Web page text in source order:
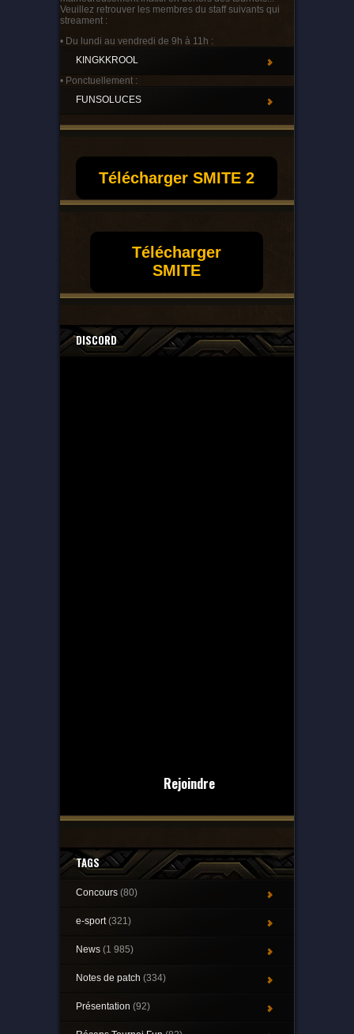
Veuillez retrouver les membres du staff suivants qui
streament :
• Du lundi au vendredi de 9h à 11h :
KINGKKROOL
• Ponctuellement :
FUNSOLUCES
Télécharger SMITE 2
Télécharger
SMITE
DISCORD
Rejoindre
TAGS
Concours (80)
e-sport(321)
News (1 985)
Notes de patch (334)
Présentation (92)